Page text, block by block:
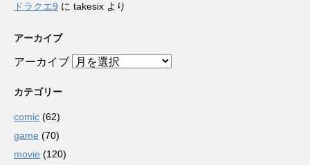
ドラクエ9 に takesix より
アーカイブ
アーカイブ
カテゴリー
comic (62)
game (70)
movie (120)